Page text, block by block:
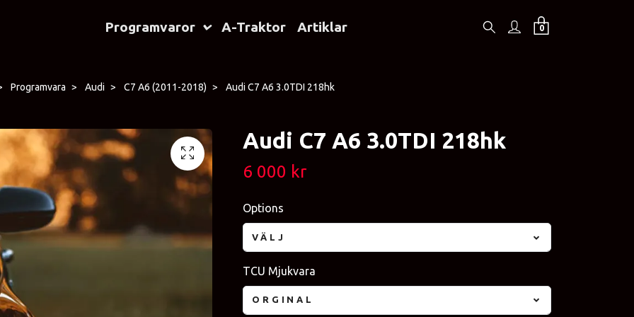
Programvaror A-Traktor Artiklar 0
Programvara Audi C7 A6 (2011-2018) Audi C7 A6 3.0TDI 218hk
Audi C7 A6 3.0TDI 218hk
6 000 kr
Options
VÄLJ
TCU Mjukvara
ORGINAL